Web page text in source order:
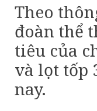
Theo
đoàn thể
tiêu của
và lọt tốp
nay.